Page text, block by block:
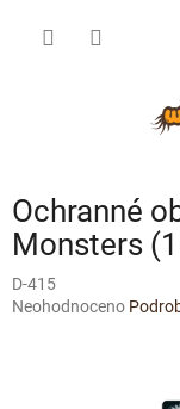
Ochranné
Monsters
D-415
Průměrné
Neohodnoceno